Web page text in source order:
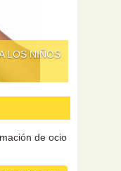
LOS NIÑOS
de ocio